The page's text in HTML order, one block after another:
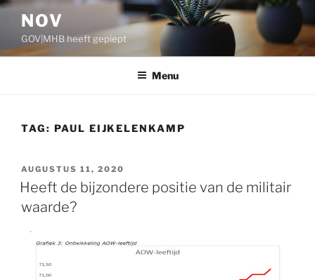
Ga
inhoud
NOV
GOV|MHB heeft gepiept
Menu
TAG: PAUL EIJKELENKAMP
GEPLAATST
OP
AUGUSTUS 11, 2020
Heeft de bijzondere positie van de militair
waarde?